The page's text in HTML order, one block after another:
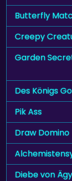
Butterfly
Creepy
Garden
Des Königs
Pik Ass
Draw Domino
Diebe von